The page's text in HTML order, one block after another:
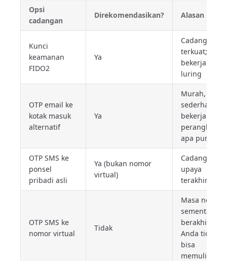
Opsi
cadangan
Direkomendasikan? Alasan
Kunci
keamanan
FIDO2
Ya
Cadangan
terkuat;
bekerja
luring
OTP email ke
kotak masuk
alternatif
Ya
Murah,
sederhana,
bekerja di
perangkat
apa pun
OTP SMS ke
ponsel
pribadi asli
Ya (bukan nomor
virtual)
Cadangan
upaya
terakhir
OTP SMS ke
nomor virtual
Tidak
Masa nomor
sementara
berakhir;
Anda tidak
bisa
memulihkan